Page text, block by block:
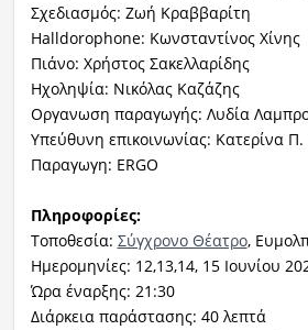
Σχεδιασμός: Ζωή Κραββαρίτη
Halldorophone: Κωνσταντίνος Χίνης
Πιάνο: Χρήστος Σακελλαρίδης
Ηχοληψία: Νικόλας Καζάζης
Οργανωση παραγωγής: Λυδία
Υπεύθυνη επικοινωνίας: Κατερίνα Π.
Παραγωγη: ERGO
Πληροφορίες:
Τοποθεσία: Σύγχρονο Θέατρο,
Ημερομηνίες: 12,13,14, 15 Ιουνίου
Ώρα έναρξης: 21:30
Διάρκεια παράστασης: 40 λεπτά